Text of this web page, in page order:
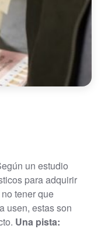
un estudio
para adquirir
tener que
usen, estas son
Una pista: